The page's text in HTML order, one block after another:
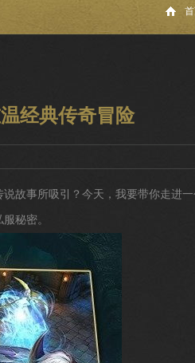
经典传奇冒险
故事所吸引？今天，我要带你走进
秘密。